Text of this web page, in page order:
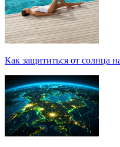
Как защититься от солнца